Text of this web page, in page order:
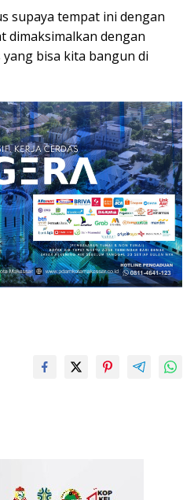
supaya tempat ini dengan
dimaksimalkan dengan
bisa kita bangun di